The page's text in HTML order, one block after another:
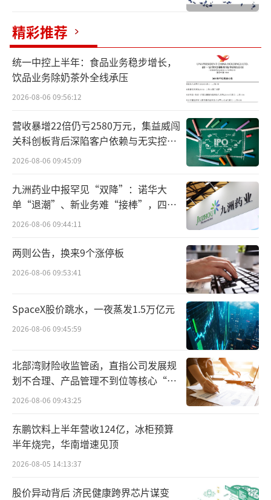
收益率下探的同时，部分基金管理费率却
仍然居高不下。据统计，有18只货币基金管理
费率高达0.9%，而其中17只产品的七日年化收
益率在低于0.9%。收益率与管理费率的“倒
挂”对于货币基金的持有者意味着实际上
在“亏钱”。再加上0.05%的年托管费、0.2
5%的销售服务费，亏损缺口加大。
有投资者感慨地说道“那个曾经只需‘躺
不复返。”
进入“1”时代
1月14日，沈阳的80后上班族崔先生的余额
宝页面显示，他购买的货币基金总金额5694.05
元，昨日收益 0.18元，7日年化收益率1.24
7%。“以前余额宝收益高的时候，7日年化收
益率一度超过6%，现在收益率这么低，不知道
该不该继续把钱放在里面。”崔先生表示。
崔先生的纠结，正是当前市场环境下部分
稳健型投资者心态的真实写照。这背后，隐藏
的是货币基金收益率陷入“下行通道”的困
境。
Wind数据显示，截至1月13日，证监会基
金分类标准下共有916只货币基金（各份额分开
精彩推荐
统一中控上半年：食品业务稳步增长，
饮品业务除奶茶外全线承压
2026-08-06 09:56:12
营收暴增22倍仍亏2580万元，集益威闯
关科创板背后深陷客户依赖与无实控人
困局
2026-08-06 09:45:09
九洲药业中报罕见“双降”：诺华大
单“退潮”、新业务难“接棒”，四大
难关待闯
2026-08-06 09:44:11
两则公告，换来9个涨停板
2026-08-06 09:53:41
SpaceX股价跳水，一夜蒸发1.5万亿元
2026-08-06 09:45:59
北部湾财险收监管函，直指公司发展规
划不合理、产品管理不到位等核心“痛
点”
2026-08-06 09:43:25
东鹏饮料上半年营收124亿，冰柜预算
半年烧完，华南增速见顶
2026-08-05 14:13:37
股价异动背后 济民健康跨界芯片谋变